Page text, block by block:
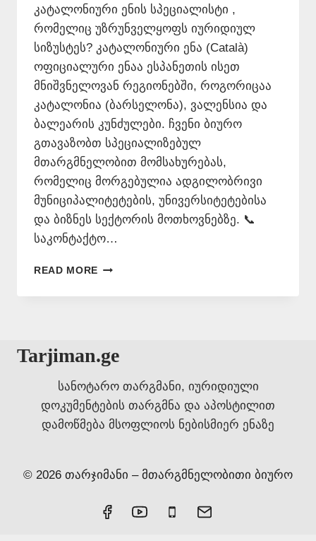
კატალონიური ენის სპეციალისტი ,
რომელიც უზრუნველყოფს იურიდიულ
სიზუსტეს? კატალონიური ენა (Català)
ოფიციალური ენაა ესპანეთის ისეთ
მნიშვნელოვან რეგიონებში, როგორიცაა
კატალონია (ბარსელონა), ვალენსია და
ბალეარის კუნძულები. ჩვენი ბიურო
გთავაზობთ სპეციალიზებულ
მთარგმნელობით მომსახურებას,
რომელიც მორგებულია ადგილობრივი
მუნიციპალიტეტების, უნივერსიტეტებისა
და ბიზნეს სექტორის მოთხოვნებზე. 📞
საკონტაქტო…
READ MORE ᲙᲐᲢᲐᲚᲝᲜᲘᲣᲠᲘ
ᲛᲪᲝᲓᲜᲔ
577
Tarjiman.ge
სანოტარო თარგმანი, იურიდიული
დოკუმენტების თარგმნა და აპოსტილით
დამოწმება მსოფლიოს ნებისმიერ ენაზე
© 2026 თარჯიმანი – მთარგმნელობითი ბიურო